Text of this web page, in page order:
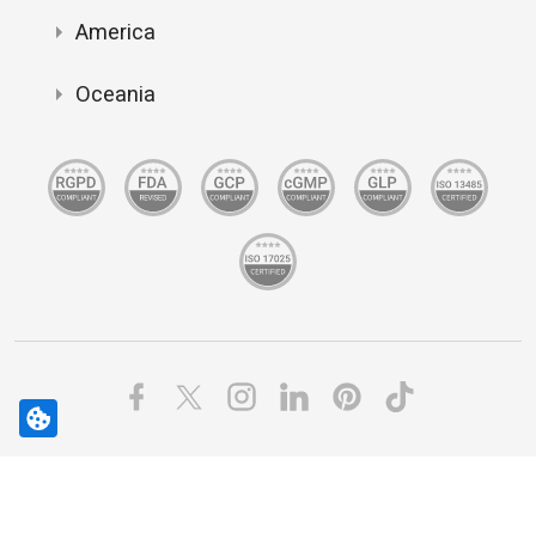
America
Oceania